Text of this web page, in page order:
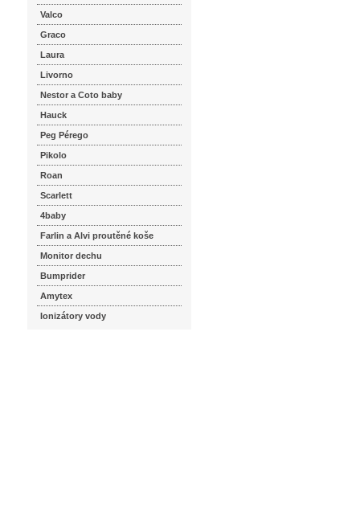
Valco
Graco
Laura
Livorno
Nestor a Coto baby
Hauck
Peg Pérego
Pikolo
Roan
Scarlett
4baby
Farlin a Alvi proutěné koše
Monitor dechu
Bumprider
Amytex
Ionizátory vody